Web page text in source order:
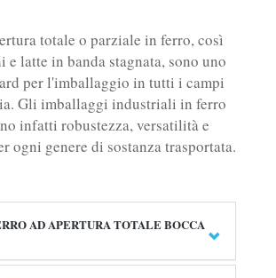
totale o parziale in ferro, così
e latte in banda stagnata, sono uno
per l'imballaggio in tutti i campi
Gli imballaggi industriali in ferro
infatti robustezza, versatilità e
ogni genere di sostanza trasportata.
AD APERTURA TOTALE BOCCA